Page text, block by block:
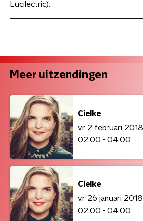
Lucilectric).
Meer uitzendingen
Cielke
vr 2 februari 2018
02:00 - 04:00
Cielke
vr 26 januari 2018
02:00 - 04:00